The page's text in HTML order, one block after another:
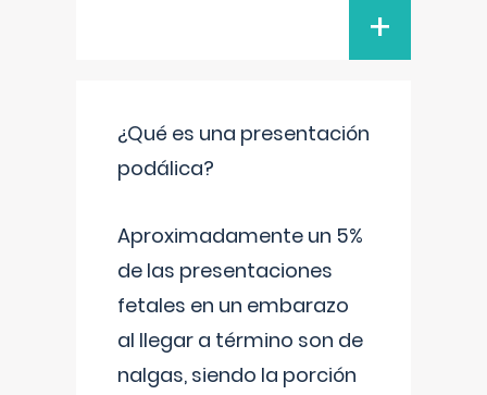
+
¿Qué es una presentación
podálica?
Aproximadamente un 5%
de las presentaciones
fetales en un embarazo
al llegar a término son de
nalgas, siendo la porción